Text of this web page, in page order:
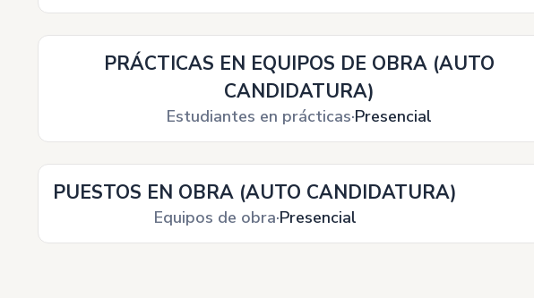
PRÁCTICAS EN EQUIPOS DE OBRA (AUTO
CANDIDATURA)
Estudiantes en prácticas Presencial
PUESTOS EN OBRA (AUTO CANDIDATURA)
Equipos de obra Presencial